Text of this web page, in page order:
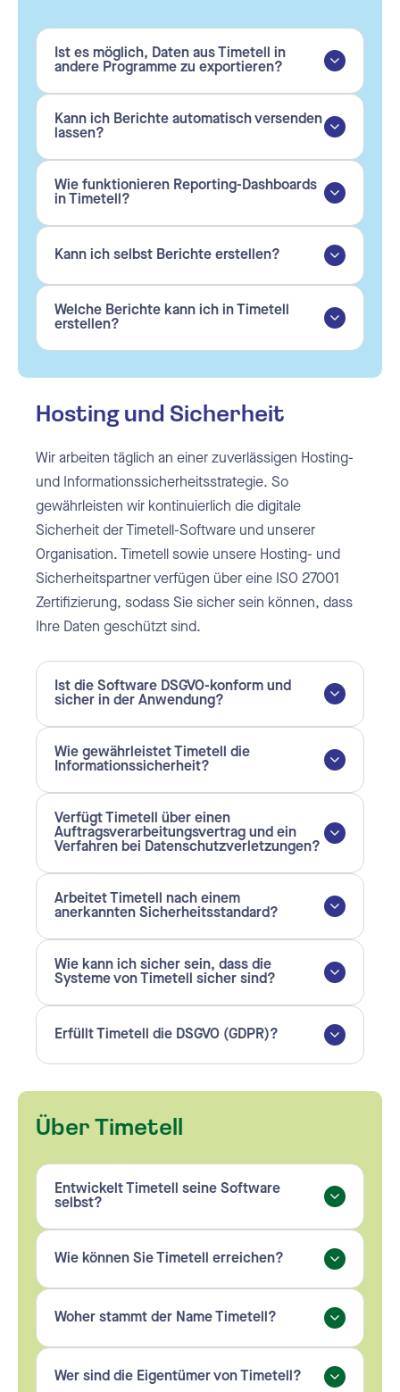
Ist es möglich, Daten aus Timetell in
andere Programme zu exportieren?
Kann ich Berichte automatisch versenden
lassen?
Wie funktionieren Reporting-Dashboards
in Timetell?
Kann ich selbst Berichte erstellen?
Welche Berichte kann ich in Timetell
erstellen?
Hosting und Sicherheit
Wir arbeiten täglich an einer zuverlässigen Hosting-
und Informationssicherheitsstrategie. So
gewährleisten wir kontinuierlich die digitale
Sicherheit der Timetell-Software und unserer
Organisation. Timetell sowie unsere Hosting- und
Sicherheitspartner verfügen über eine ISO 27001
Zertifizierung, sodass Sie sicher sein können, dass
Ihre Daten geschützt sind.
Ist die Software DSGVO-konform und
sicher in der Anwendung?
Wie gewährleistet Timetell die
Informationssicherheit?
Verfügt Timetell über einen
Auftragsverarbeitungsvertrag und ein
Verfahren bei Datenschutzverletzungen?
Arbeitet Timetell nach einem
anerkannten Sicherheitsstandard?
Wie kann ich sicher sein, dass die
Systeme von Timetell sicher sind?
Erfüllt Timetell die DSGVO (GDPR)?
Über Timetell
Entwickelt Timetell seine Software
selbst?
Wie können Sie Timetell erreichen?
Woher stammt der Name Timetell?
Wer sind die Eigentümer von Timetell?